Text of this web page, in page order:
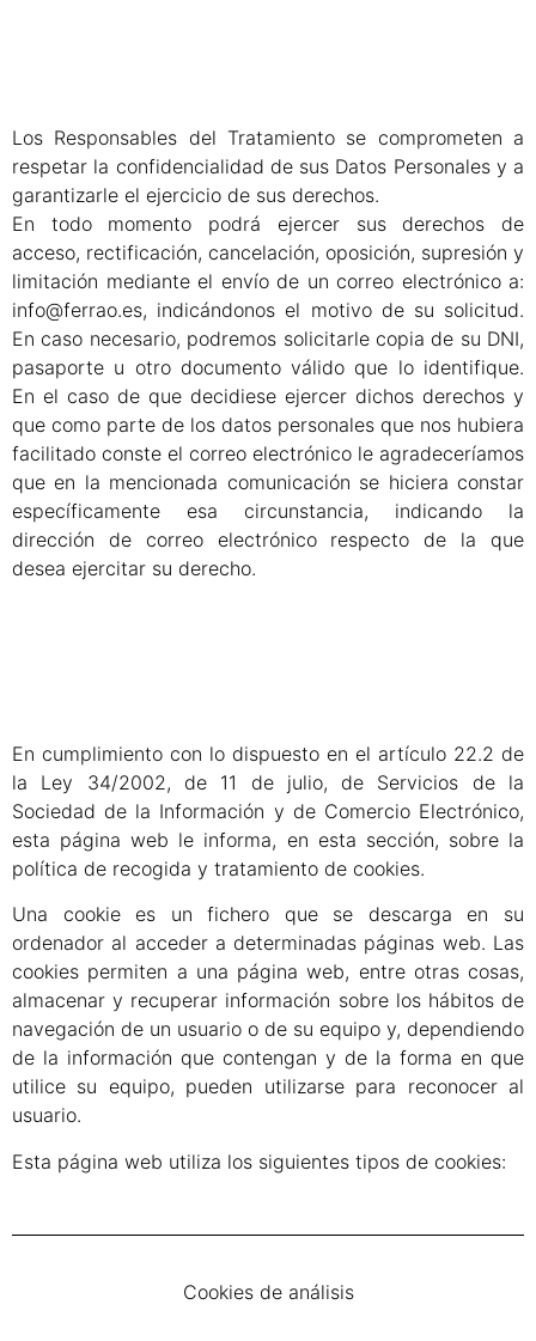
Los Responsables del Tratamiento se comprometen a
respetar la confidencialidad de sus Datos Personales y a
garantizarle el ejercicio de sus derechos.
En todo momento podrá ejercer sus derechos de
acceso, rectificación, cancelación, oposición, supresión y
limitación mediante el envío de un correo electrónico a:
info@ferrao.es, indicándonos el motivo de su solicitud.
En caso necesario, podremos solicitarle copia de su DNI,
pasaporte u otro documento válido que lo identifique.
En el caso de que decidiese ejercer dichos derechos y
que como parte de los datos personales que nos hubiera
facilitado conste el correo electrónico le agradeceríamos
que en la mencionada comunicación se hiciera constar
específicamente esa circunstancia, indicando la
dirección de correo electrónico respecto de la que
desea ejercitar su derecho.
En cumplimiento con lo dispuesto en el artículo 22.2 de
la Ley 34/2002, de 11 de julio, de Servicios de la
Sociedad de la Información y de Comercio Electrónico,
esta página web le informa, en esta sección, sobre la
política de recogida y tratamiento de cookies.
Una cookie es un fichero que se descarga en su
ordenador al acceder a determinadas páginas web. Las
cookies permiten a una página web, entre otras cosas,
almacenar y recuperar información sobre los hábitos de
navegación de un usuario o de su equipo y, dependiendo
de la información que contengan y de la forma en que
utilice su equipo, pueden utilizarse para reconocer al
usuario.
Esta página web utiliza los siguientes tipos de cookies:
Cookies de análisis